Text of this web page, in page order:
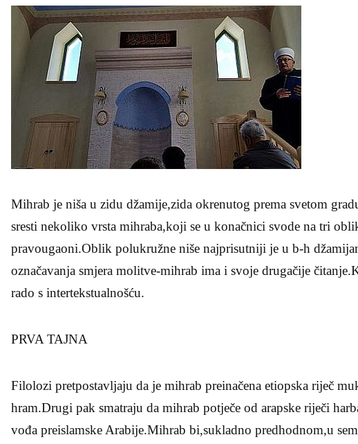
Mihrab je niša u zidu džamije,zida okrenutog prema svetom
sresti nekoliko vrsta mihraba,koji se u konačnici svode na tri
pravougaoni.Oblik polukružne niše najprisutniji je u b-h
označavanja smjera molitve-mihrab ima i svoje drugačije
rado s intertekstualnošću.
PRVA TAJNA
Filolozi pretpostavljaju da je mihrab preinačena etiopska riječ
hram.Drugi pak smatraju da mihrab potječe od arapske riječi
vođa preislamske Arabije.Mihrab bi,sukladno predhodnom,u